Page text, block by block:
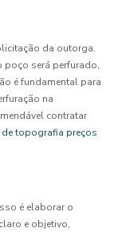
da outorga.
poço será perfurado,
é fundamental para
na
contratar
de topografia preços
é elaborar o
e objetivo,